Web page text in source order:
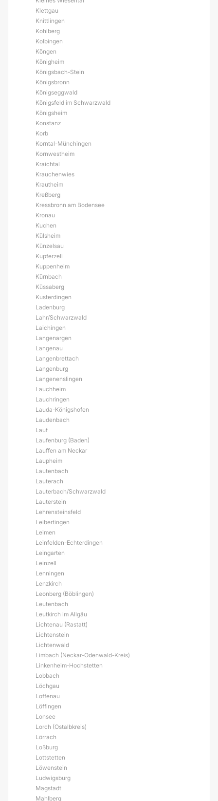
Klettgau
Knittlingen
Kohlberg
Kolbingen
Köngen
Königheim
Königsbach-Stein
Königsbronn
Königseggwald
Königsfeld im Schwarzwald
Königsheim
Konstanz
Korb
Korntal-Münchingen
Kornwestheim
Kraichtal
Krauchenwies
Krautheim
Kreßberg
Kressbronn am Bodensee
Kronau
Kuchen
Külsheim
Künzelsau
Kupferzell
Kuppenheim
Kürnbach
Küssaberg
Kusterdingen
Ladenburg
Lahr/Schwarzwald
Laichingen
Langenargen
Langenau
Langenbrettach
Langenburg
Langenenslingen
Lauchheim
Lauchringen
Lauda-Königshofen
Laudenbach
Lauf
Laufenburg (Baden)
Lauffen am Neckar
Laupheim
Lautenbach
Lauterach
Lauterbach/Schwarzwald
Lauterstein
Lehrensteinsfeld
Leibertingen
Leimen
Leinfelden-Echterdingen
Leingarten
Leinzell
Lenningen
Lenzkirch
Leonberg (Böblingen)
Leutenbach
Leutkirch im Allgäu
Lichtenau (Rastatt)
Lichtenstein
Lichtenwald
Limbach (Neckar-Odenwald-Kreis)
Linkenheim-Hochstetten
Lobbach
Löchgau
Loffenau
Löffingen
Lonsee
Lorch (Ostalbkreis)
Lörrach
Loßburg
Lottstetten
Löwenstein
Ludwigsburg
Magstadt
Mahlberg